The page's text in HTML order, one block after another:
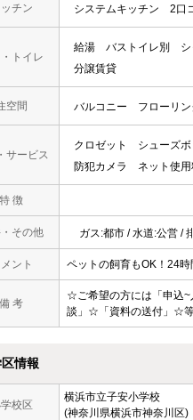
チン システムキッチン 2口
トイレ
給湯 バストイレ別
分譲賃貸
空間 バルコニー フローリ
サービス
クロゼット シューズボ
防犯カメラ
ネット使
特 徴
その他 ガス:都市 / 水道:公営 /
ント ペットの飼育もOK！24
備 考
☆ご希望の方には「申込
談」☆「資料の送付」☆
情報
校区
横浜市立子安小学校
(神奈川県横浜市神奈川区)